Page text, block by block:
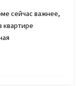
сейчас важнее,
квартире